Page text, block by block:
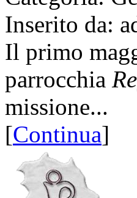
Inserito da:
Il primo
parrocchia
missione...
[Continua]